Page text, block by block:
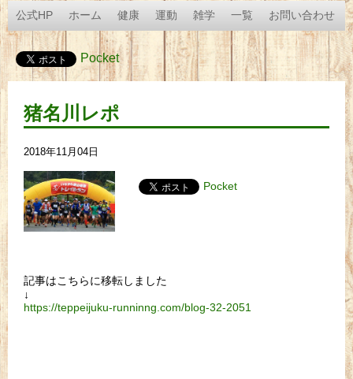
公式HP ホーム 健康 運動 雑学 一覧 お問い合わせ
Pocket
猪名川レポ
2018年11月04日
Pocket
記事はこちらに移転しました
↓
https://teppeijuku-runninng.com/blog-32-2051